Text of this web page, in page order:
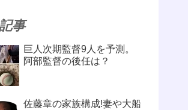
事
巨人次期監督9人を予測。
阿部監督の後任は？
佐藤章の家族構成!妻や大船